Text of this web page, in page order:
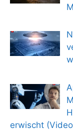
erwischt